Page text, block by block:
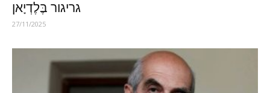
גריגור בֶּלֶדְיָאן
27/11/2025